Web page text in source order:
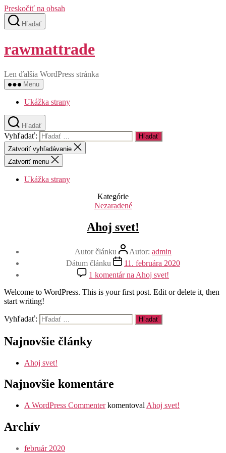
Preskočiť na obsah
Hľadať
rawmattrade
Len ďalšia WordPress stránka
Menu
Ukážka strany
Hľadať
Vyhľadať:
Zatvoriť vyhľadávanie
Zatvoriť menu
Ukážka strany
Kategórie
Nezaradené
Ahoj svet!
Autor článku Autor: admin
Dátum článku
11. februára 2020
1 komentárna Ahoj svet!
Welcome to WordPress. This is your first post. Edit or delete it, then
start writing!
Vyhľadať:
Najnovšie články
Ahoj svet!
Najnovšie komentáre
A WordPress Commenterkomentoval Ahoj svet!
Archív
február 2020